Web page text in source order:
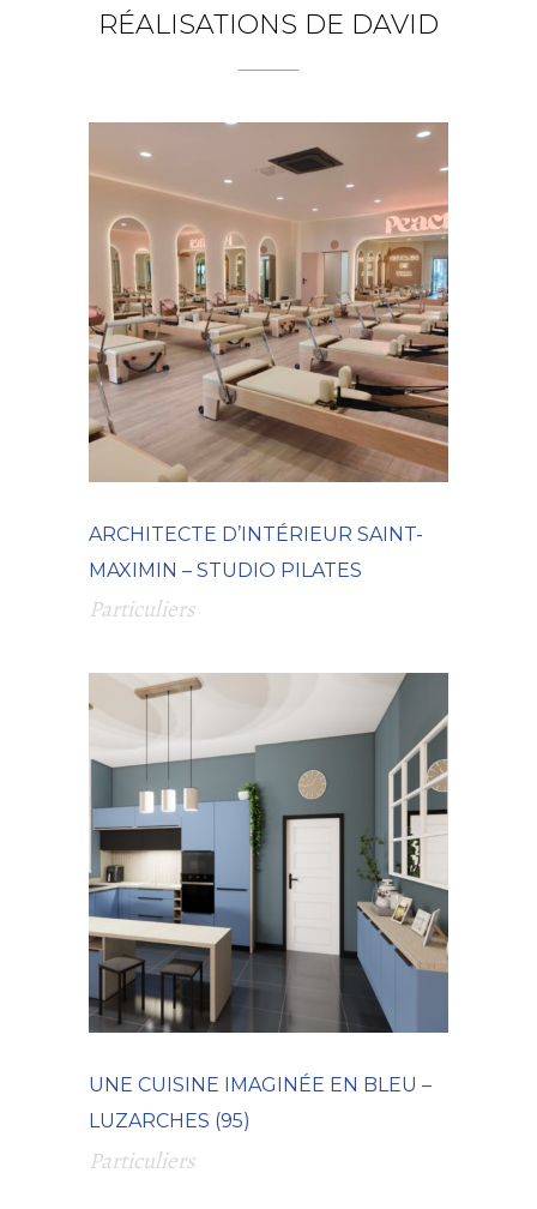
RÉALISATIONS DE DAVID
ARCHITECTE D’INTÉRIEUR SAINT-
MAXIMIN – STUDIO PILATES
Particuliers
UNE CUISINE IMAGINÉE EN BLEU –
LUZARCHES (95)
Particuliers